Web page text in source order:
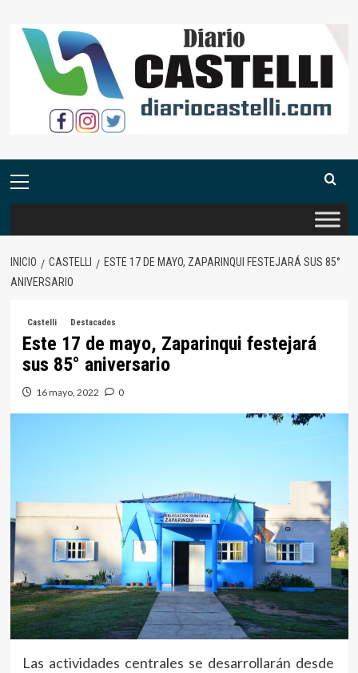
contenido
Menú
INICIO CASTELLI
ESTE 17 DE MAYO, ZAPARINQUI FESTEJARÁ SUS 85°
ANIVERSARIO
Castelli Destacados
Este 17 de mayo, Zaparinqui festejará
sus 85° aniversario
16 mayo, 2022 0
Las actividades centrales se desarrollarán desde